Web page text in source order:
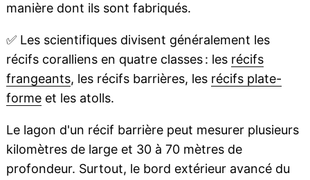
manière dont ils sont fabriqués.
✅Les scientifiques divisent généralement les
récifs coralliens en quatre classes : les récifs
frangeants, les récifs barrières, les récifs plate-
formeet les atolls.
Le lagon d'un récif barrière peut mesurer plusieurs
kilomètres de large et 30 à 70 mètres de
profondeur. Surtout, le bord extérieur avancé du